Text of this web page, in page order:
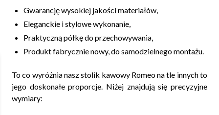
Gwarancję wysokiej jakości materiałów,
Eleganckie i stylowe wykonanie,
Praktyczną półkę do przechowywania,
Produkt fabrycznie nowy, do samodzielnego montażu.
To co wyróżnia nasz stolik kawowy Romeo na tle innych to
jego doskonałe proporcje. Niżej znajdują się precyzyjne
wymiary: